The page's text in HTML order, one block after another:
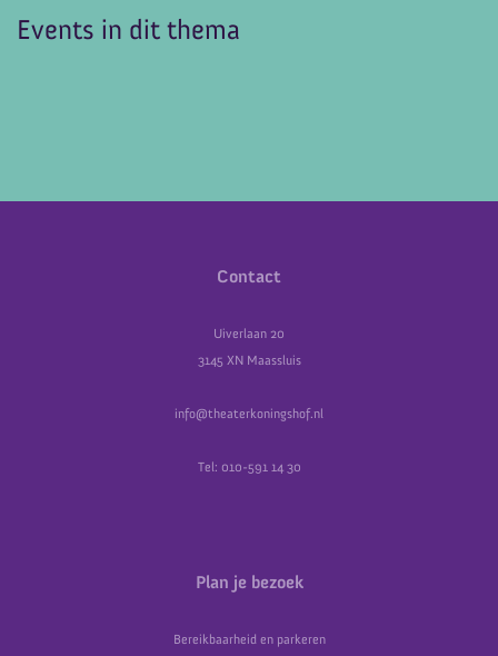
Events in dit thema
Contact
Uiverlaan 20
3145 XN Maassluis
info@theaterkoningshof.nl
Tel: 010-591 14 30
Plan je bezoek
Bereikbaarheid en parkeren